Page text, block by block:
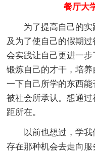
餐厅大
为了提高自己的实
及为了使自己的假期
会实践让自己更进一步
锻炼自己的才干，培
一下自己所学的东西
被社会所承认。想通
距所在。
以前也想过，学我
存在那种机会去走向